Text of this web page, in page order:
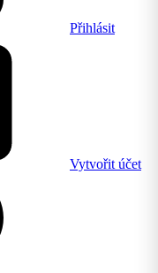
Přihlásit
Vytvořit účet